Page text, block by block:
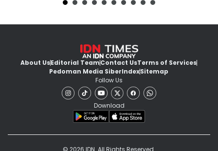
About UsEditorial TeamContact UsTerms of Services
Pedoman Media SiberIndexSitemap
Follow Us
Download
© 2026 IDN. All Rights Reserved.